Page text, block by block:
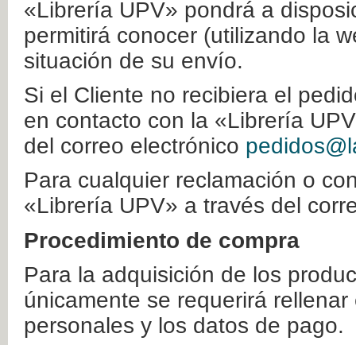
«Librería UPV» pondrá a
permitirá conocer (utilizando la
situación de su envío.
Si el Cliente no recibiera el
en contacto con la «Librería
del correo electrónico
Para cualquier reclamación o
«Librería UPV» a través del
Procedimiento de compra
Para la adquisición de los
únicamente se requerirá
personales y los datos de pago.